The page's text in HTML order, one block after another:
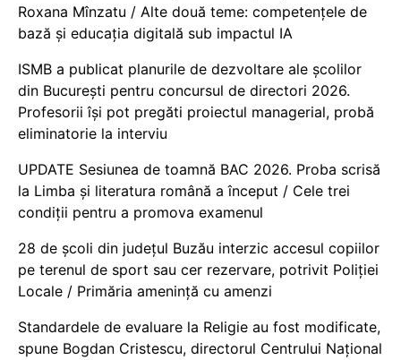
Roxana Mînzatu / Alte două teme: competențele de
bază și educația digitală sub impactul IA
ISMB a publicat planurile de dezvoltare ale școlilor
din București pentru concursul de directori 2026.
Profesorii își pot pregăti proiectul managerial, probă
eliminatorie la interviu
UPDATE Sesiunea de toamnă BAC 2026. Proba scrisă
la Limba și literatura română a început / Cele trei
condiții pentru a promova examenul
28 de școli din județul Buzău interzic accesul copiilor
pe terenul de sport sau cer rezervare, potrivit Poliției
Locale / Primăria amenință cu amenzi
Standardele de evaluare la Religie au fost modificate,
spune Bogdan Cristescu, directorul Centrului Național